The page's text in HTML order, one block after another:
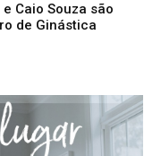
Caio Souza são
de Ginástica